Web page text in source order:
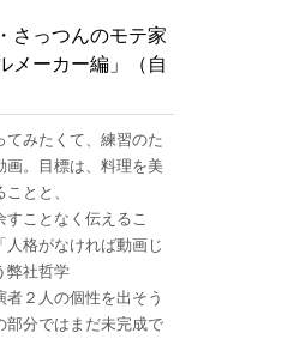
さっつんのモテ家
メーカー編」（自
てみたくて、練習のた
画。目標は、料理を美
とと、
すことなく伝えるこ
人格がなければ動画じ
弊社哲学
者２人の個性を出そう
部分ではまだ未完成で